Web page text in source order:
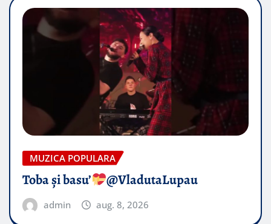
MUZICA POPULARA
Toba și basu’ @VladutaLupau
admin aug. 8, 2026